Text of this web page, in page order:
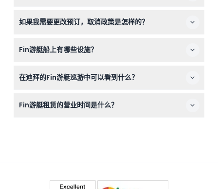
庆典。请确保所有乘客在登船时持有有效身份证件。
如果我需要更改预订，取消政策是怎样的？
取转账费用。少于24小时取消或未出现将被全额收费。
Fin游艇船上有哪些设施？
桥、舒适的座位区及免费软饮。
在迪拜的Fin游艇巡游中可以看到什么？
海滩（JBR）、朱美拉棕榈岛、亚特兰蒂斯以及帆船酒店
Fin游艇租赁的营业时间是什么？